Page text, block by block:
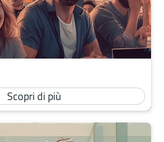
Scopri di più